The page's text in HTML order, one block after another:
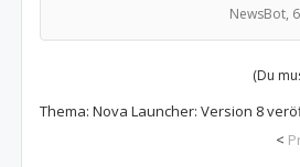
NewsBot,
(Du
Thema: Nova Launcher: Version 8
<